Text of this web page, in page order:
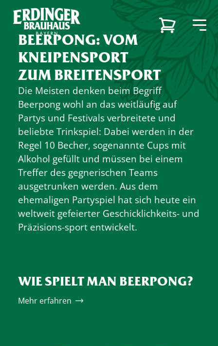
Unsere Marken
Unsere Brauerei
Unsere Biere
Karriere
Zurück
Unsere Marken
Zurück
Unsere Brauerei
Unsere Brauerei
Brauereiführung
Nachhaltigkeit
Zurück
Zurück
Karriere
Karriere
Ausbildungsberufe
Stellenangebote
BEERPONG: VOM
KNEIPENSPORT
ZUM BREITENSPORT
Die Meisten denken beim Begriff
Beerpong wohl an das weitläufig auf
Partys und Festivals verbreitete und
beliebte Trinkspiel: Dabei werden in der
Regel 10 Becher, sogenannte Cups mit
Alkohol gefüllt und müssen bei einem
Treffer des gegnerischen Teams
ausgetrunken werden. Aus dem
ehemaligen Partyspiel hat sich heute ein
weltweit gefeierter Geschicklichkeits- und
Präzisions-sport entwickelt.
WIE SPIELT MAN BEERPONG?
Mehr erfahren